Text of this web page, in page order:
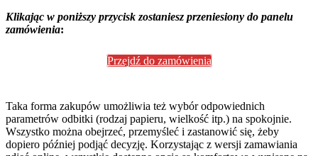
Klikając w poniższy przycisk zostaniesz przeniesiony do panelu
zamówienia:
Przejdź do zamówienia
Taka forma zakupów umożliwia też wybór odpowiednich
parametrów odbitki (rodzaj papieru, wielkość itp.) na spokojnie.
Wszystko można obejrzeć, przemyśleć i zastanowić się, żeby
dopiero później podjąć decyzję. Korzystając z wersji zamawiania